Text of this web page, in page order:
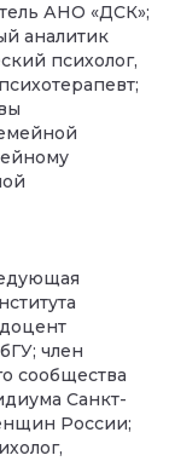
АНО «ДСК»;
аналитик
психолог,
член
сообщества
Санкт-
России;